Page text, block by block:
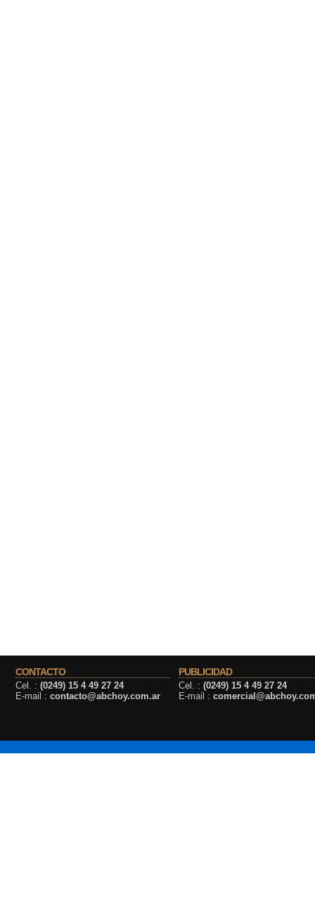
CONTACTO
Cel. : (0249) 15 4 49 27 24
E-mail : contacto@abchoy.com.ar
PUBLICIDAD
Cel. : (0249) 15 4 49 27 24
E-mail :